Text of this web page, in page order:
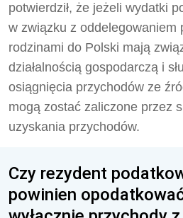
potwierdził, że jeżeli wydatki
w związku z oddelegowaniem
rodzinami do Polski mają
działalnością gospodarczą i
osiągnięcia przychodów ze
mogą zostać zaliczone przez
uzyskania przychodów.
Czy rezydent
powinien